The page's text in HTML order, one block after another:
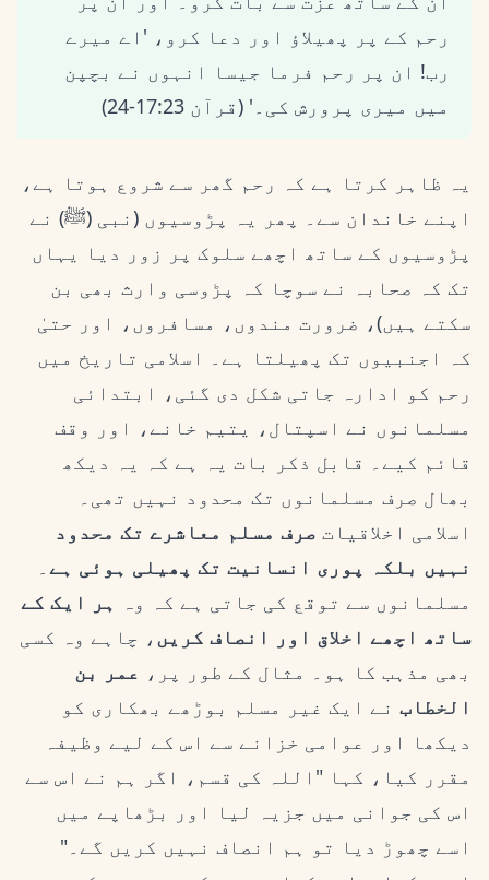
رحم کے پر پھیلاؤ اور دعا کرو، 'اے میرے
رب! ان پر رحم فرما جیسا انہوں نے بچپن
میں میری پرورش کی۔' (قرآن 17:23-24)
یہ ظاہر کرتا ہے کہ رحم گھر سے شروع ہوتا ہے،
اپنے خاندان سے۔ پھر یہ پڑوسیوں (نبی (ﷺ) نے
پڑوسیوں کے ساتھ اچھے سلوک پر زور دیا یہاں
تک کہ صحابہ نے سوچا کہ پڑوسی وارث بھی بن
سکتے ہیں)، ضرورت مندوں، مسافروں، اور حتیٰ
کہ اجنبیوں تک پھیلتا ہے۔ اسلامی تاریخ میں
رحم کو ادارہ جاتی شکل دی گئی، ابتدائی
مسلمانوں نے اسپتال، یتیم خانے، اور وقف
قائم کیے۔ قابل ذکر بات یہ ہے کہ یہ دیکھ
بھال صرف مسلمانوں تک محدود نہیں تھی۔
اسلامی اخلاقیات صرف مسلم معاشرے تک محدود
نہیں بلکہ پوری انسانیت تک پھیلی ہوئی ہے۔
مسلمانوں سے توقع کی جاتی ہے کہ وہ ہر ایک کے
ساتھ اچھے اخلاق اور انصاف کریں ، چاہے وہ کسی
بھی مذہب کا ہو۔ مثال کے طور پر، عمر بن
الخطاب نے ایک غیر مسلم بوڑھے بھکاری کو
دیکھا اور عوامی خزانے سے اس کے لیے وظیفہ
مقرر کیا، کہا "اللہ کی قسم، اگر ہم نے اس سے
اس کی جوانی میں جزیہ لیا اور بڑھاپے میں
اسے چھوڑ دیا تو ہم انصاف نہیں کریں گے۔"